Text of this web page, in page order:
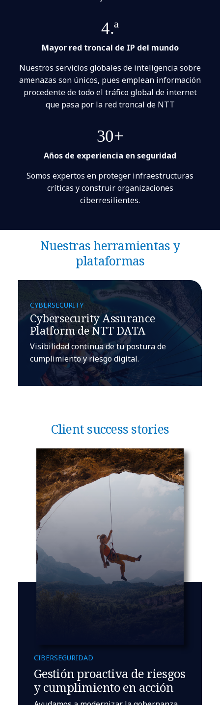
4.ª
Mayor red troncal de IP del mundo
Nuestros servicios globales de inteligencia sobre
amenazas son únicos, pues emplean información
procedente de todo el tráfico global de internet
que pasa por la red troncal de NTT
30+
Años de experiencia en seguridad
Somos expertos en proteger infraestructuras
críticas y construir organizaciones
ciberresilientes.
Nuestras herramientas y
plataformas
CYBERSECURITY
Cybersecurity Assurance
Platform de NTT DATA
Visibilidad continua de tu postura de
cumplimiento y riesgo digital.
Client success stories
CIBERSEGURIDAD
Gestión proactiva de riesgos
y cumplimiento en acción